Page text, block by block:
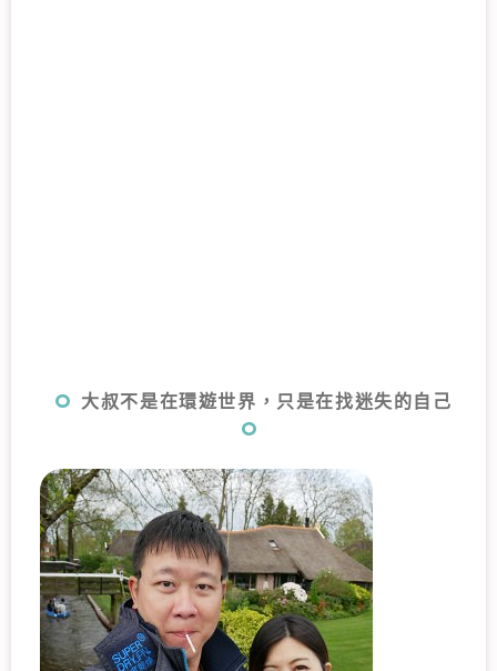
大叔不是在環遊世界，只是在找迷失的自己